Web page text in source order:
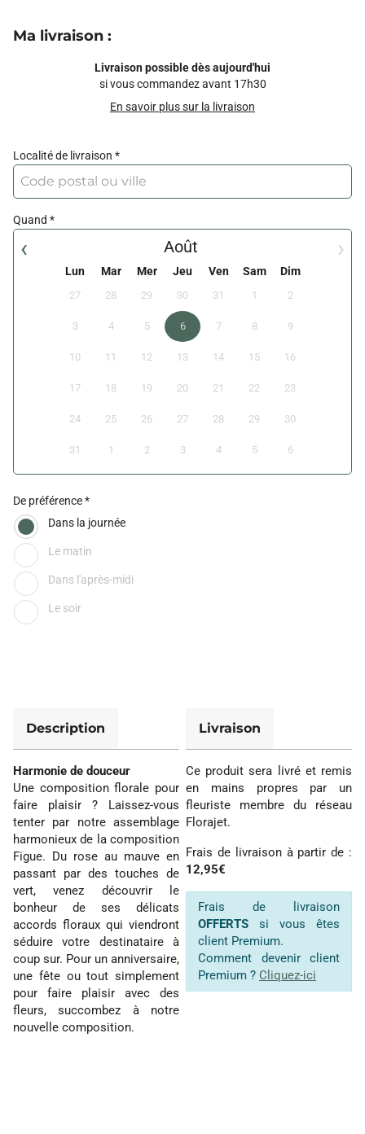
Ma livraison :
Livraison possible dès aujourd'hui
si vous commandez avant 17h30
En savoir plus sur la livraison
Localité de livraison
Quand
‹ ›
Août
Lun Mar Mer Jeu Ven Sam Dim
27 28 29 30 31 1 2
3 4 5 6 7 8 9
10 11 12 13 14 15 16
17 18 19 20 21 22 23
24 25 26 27 28 29 30
31 1 2 3 4 5 6
De préférence
Dans la journée
Le matin
Dans l'après-midi
Le soir
Description
Harmonie de douceur
Une composition florale pour
faire plaisir ? Laissez-vous
tenter par notre assemblage
harmonieux de la composition
Figue. Du rose au mauve en
passant par des touches de
vert, venez découvrir le
bonheur de ses délicats
accords floraux qui viendront
séduire votre destinataire à
coup sur. Pour un anniversaire,
une fête ou tout simplement
pour faire plaisir avec des
fleurs, succombez à notre
nouvelle composition.
Livraison
Ce produit sera livré et remis
en mains propres par un
fleuriste membre du réseau
Florajet.
Frais de livraison à partir de :
12,95€
Frais de livraison
OFFERTS si vous êtes
client Premium.
Comment devenir client
Premium ? Cliquez-ici